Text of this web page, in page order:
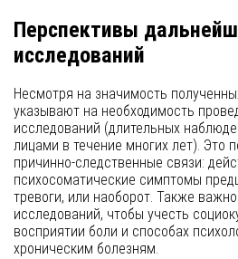
Перспективы
исследований
Несмотря на значимость
указывают на необходимость
исследований (длительных
лицами в течение многих лет). Это
причинно-следственные связи:
психосоматические симптомы
тревоги, или наоборот. Также
исследований, чтобы учесть
восприятии боли и способах
хроническим болезням.